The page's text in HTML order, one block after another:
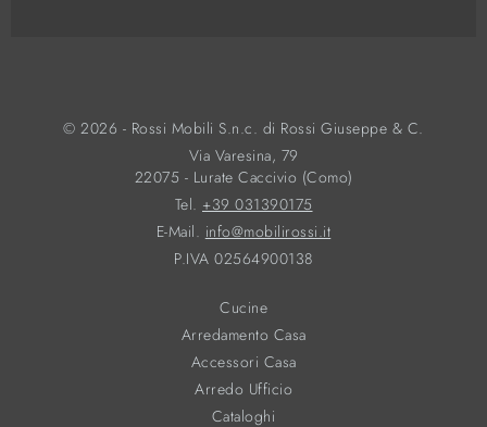
© 2026 - Rossi Mobili S.n.c. di Rossi Giuseppe & C.
Via Varesina, 79
22075 - Lurate Caccivio (Como)
Tel. +39 031390175
E-Mail. info@mobilirossi.it
P.IVA 02564900138
Cucine
Arredamento Casa
Accessori Casa
Arredo Ufficio
Cataloghi